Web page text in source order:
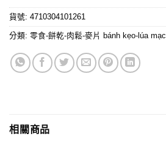
貨號: 4710304101261
分類: 零食-餅乾-肉鬆-麥片 bánh kẹo-lúa
相關商品